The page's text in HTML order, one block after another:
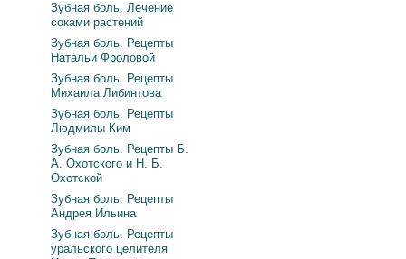
Зубная боль. Лечение
соками растений
Зубная боль. Рецепты
Натальи Фроловой
Зубная боль. Рецепты
Михаила Либинтова
Зубная боль. Рецепты
Людмилы Ким
Зубная боль. Рецепты Б.
А. Охотского и Н. Б.
Охотской
Зубная боль. Рецепты
Андрея Ильина
Зубная боль. Рецепты
уральского целителя